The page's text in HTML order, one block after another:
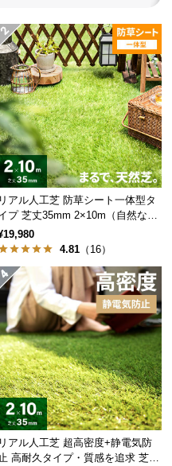
イプ
草シートと比べて厚
かりと防ぎます。
リアル人工芝 防草シート一体型タ
プ 芝丈35mm 2×10m（自然な見
目追求・U字ピン付）
4.81 （16）
リアル人工芝 超高密度+静電気防
高耐久タイプ・質感を追求 芝丈